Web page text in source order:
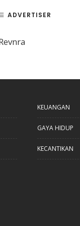
ADVERTISER
KEUANGAN
GAYA HIDUP
KECANTIKAN